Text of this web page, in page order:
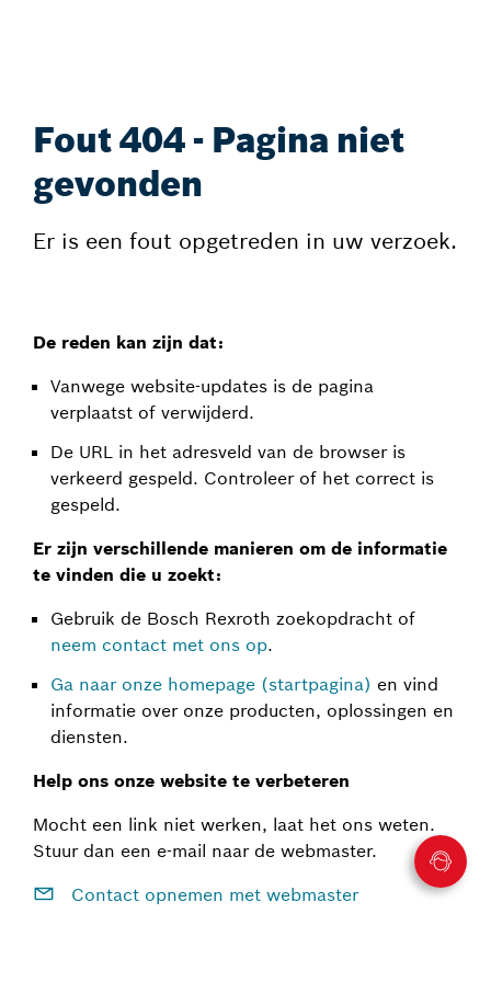
Fout 404 - Pagina niet
gevonden
Er is een fout opgetreden in uw verzoek.
De reden kan zijn dat:
Vanwege website-updates is de pagina
verplaatst of verwijderd.
De URL in het adresveld van de browser is
verkeerd gespeld. Controleer of het correct is
gespeld.
Er zijn verschillende manieren om de informatie
te vinden die u zoekt:
Gebruik de Bosch Rexroth zoekopdracht of
neem contact met ons op.
Ga naar onze homepage (startpagina) en vind
informatie over onze producten, oplossingen en
diensten.
Help ons onze website te verbeteren
Mocht een link niet werken, laat het ons weten.
Stuur dan een e-mail naar de webmaster.
Contact opnemen met webmaster